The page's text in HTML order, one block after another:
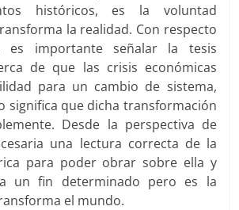
históricos, es la voluntad
la realidad. Con respecto
es importante señalar la tesis
de que las crisis económicas
para un cambio de sistema,
significa que dicha transformación
Desde la perspectiva de
una lectura correcta de la
para poder obrar sobre ella y
un fin determinado pero es la
el mundo.